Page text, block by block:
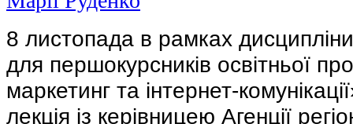
8 листопада в рамках
для першокурсників освітньої
маркетинг та інтернет-
лекція із керівницею Агенції